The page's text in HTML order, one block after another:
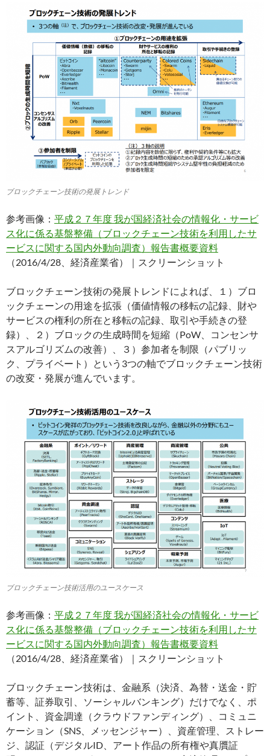
ブロックチェーン技術の発展トレンド
参考画像： 平成２７年度 我が国経済社会の情報化・サービ
ス化に係る基盤整備（ブロックチェーン技術を利⽤したサ
ービスに関する国内外動向調査）報告書概要資料
（2016/4/28、経済産業省）｜スクリーンショット
ブロックチェーン技術の発展トレンドによれば、１）ブロ
ックチェーンの用途を拡張（価値情報の移転の記録、財や
サービスの権利の所在と移転の記録、取引や手続きの登
録）、２）ブロックの生成時間を短縮（PoW、コンセンサ
スアルゴリズムの改善）、３）参加者を制限（パブリッ
ク、プライベート）という3つの軸でブロックチェーン技術
の改変・発展が進んでいます。
ブロックチェーン技術活用のユースケース
参考画像： 平成２７年度 我が国経済社会の情報化・サービ
ス化に係る基盤整備（ブロックチェーン技術を利用したサ
ービスに関する国内外動向調査）報告書概要資料
（2016/4/28、経済産業省）｜スクリーンショット
ブロックチェーン技術は、金融系（決済、為替・送金・貯
蓄等、証券取引、ソーシャルバンキング）だけでなく、ポ
イント、資金調達（クラウドファンディング）、コミュニ
ケーション（SNS、メッセンジャー）、資産管理、ストレー
ジ、認証（デジタルID、アート作品の所有権や真贋証